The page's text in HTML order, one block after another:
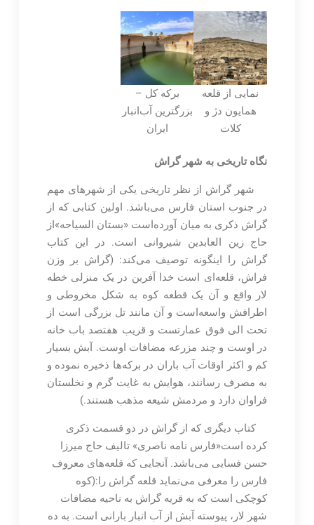
نمایی از قلعه
همایون دژ و
کلات
برکه کل –
بزرگترین آب‌انبار
ایران
نگاه تاریخی به شهر گراش
شهر گراش از نظر تاریخی یکی از شهرهای مهم
در جنوب استان فارس می‌باشد. اولین کتابی که از
گراش ذکری به میان آورده‌است «بستان السیاحه»از
حاج زین العابدین شیروانی است. در این کتاب
گراش را اینگونه توصیف می‌کند: (گراش بر وزن
فراش، قلعه‌ای است خدا آفرین در یک منزلی خطه
لار واقع و آن یک قطعه کوه به شکل مخروطی و
اطرافش واسعه‌است و آن مانند تل بزرگی است از
تحت الی فوق عمارتست و قریب هفتصد باب خانه
در اوست و چند مزرعه مضافات اوست. آبش بسیار
کم و اکثر اوقات آب باران در برکه‌ها ذخیره نموده و
به مصرف رسانند، هوایش به غایت گرم و نخلستان
فراوان دارد و مردمش شیعه مذهب هستند.)
کتاب دیگری که از گراش در دو قسمت ذکری
کرده است«فارس نامه ناصری» تالیف حاج میرزا
حسن فسایی می‌باشد. آنجایی که قلعه‌های معروف
فارس را معرفی می‌نماید قلعه گراش را:(کوه
کوچکی است که به قریه گراش به ناحیه مضافات
شهر لار، پیوسته آبش از آب انبار بارانی است. به ده